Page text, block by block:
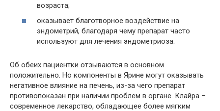
возраста;
оказывает благотворное воздействие на
эндометрий, благодаря чему препарат часто
используют для лечения эндометриоза.
Об обеих пациентки отзываются в основном
положительно. Но компоненты в Ярине могут оказывать
негативное влияние на печень, из-за чего препарат
противопоказан при наличии проблем в органе. Клайра –
современное лекарство, обладающее более мягким